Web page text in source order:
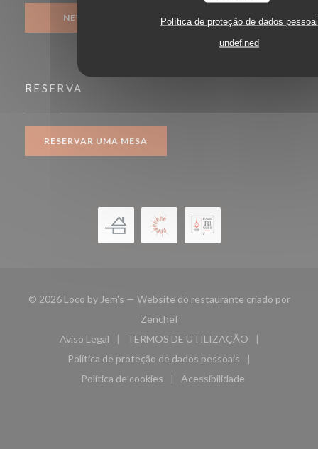
Política de proteção de dados
undefined
NEWSLETTER
RESERVA
RESERVAR UMA MESA
© 2026 Loco by Jem's — Website do restaurante criado por
Zenchef((abre numa nova janela))
Aviso Legal
((abre numa nova janela))
TERMOS DE UTILIZAÇÃO
((abre numa nova janela))
Política de proteção de dados pessoais
((abre numa nova janela))
Política de cookies
((abre numa nova janela))
Acessibilidade